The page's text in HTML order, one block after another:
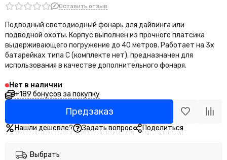
Оставить отзыв
Подводный светодиодный фонарь для дайвинга или
подводной охоты. Корпус выполнен из прочного платсика
выдерживающего погружение до 40 метров. Работает на 3х
батарейках типа С (комплекте нет). предназначен для
использования в качестве дополнительного фонаря.
Нет в наличии
+189 бонусов за покупку
Предзаказ
Нашли дешевле? Задать вопрос Поделиться
Выбрать